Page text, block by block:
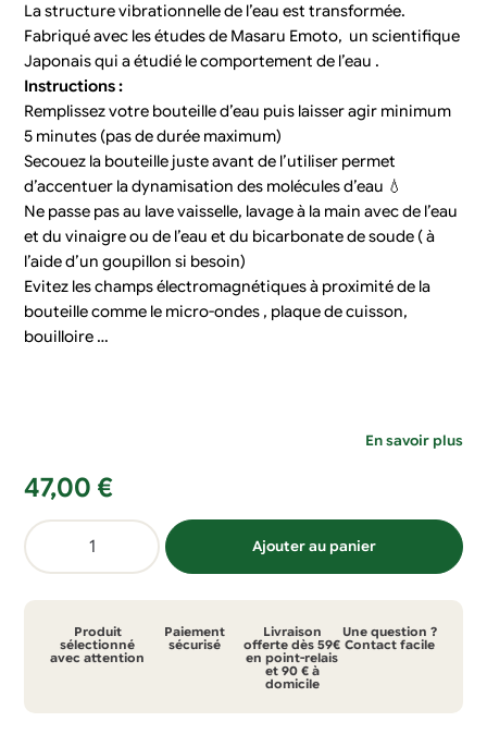
La structure vibrationnelle de l’eau est transformée.
Fabriqué avec les études de Masaru Emoto, un scientifique
Japonais qui a étudié le comportement de l’eau .
Instructions :
Remplissez votre bouteille d’eau puis laisser agir minimum
5 minutes (pas de durée maximum)
Secouez la bouteille juste avant de l’utiliser permet
d’accentuer la dynamisation des molécules d’eau 💧
Ne passe pas au lave vaisselle, lavage à la main avec de l’eau
et du vinaigre ou de l’eau et du bicarbonate de soude ( à
l’aide d’un goupillon si besoin)
Evitez les champs électromagnétiques à proximité de la
bouteille comme le micro-ondes , plaque de cuisson,
bouilloire …
En savoir plus
47,00 €
quantité
de
Love
Ajouter au panier
Produit
sélectionné
avec attention
Paiement
sécurisé
Livraison
offerte dès 59€
en point-relais
et 90 € à
domicile
Une question ?
Contact facile